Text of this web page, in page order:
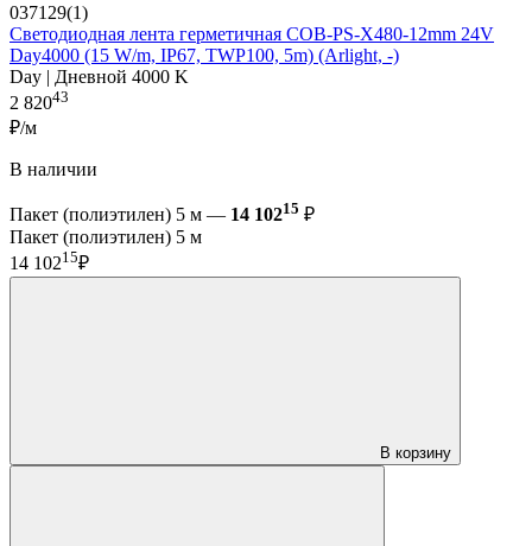
037129(1)
Светодиодная лента герметичная COB-PS-X480-12mm 24V
Day4000 (15 W/m, IP67, TWP100, 5m) (Arlight, -)
Day | Дневной 4000 K
2 82043
₽/м
В наличии
Пакет (полиэтилен) 5 м — 14 10215 ₽
Пакет (полиэтилен) 5 м
14 10215₽
В корзину